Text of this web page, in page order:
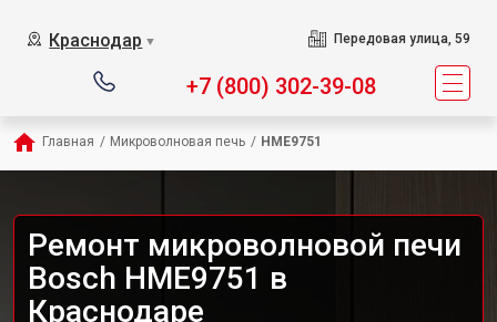
Краснодар ▼ Передовая улица, 59
+7 (800) 302-39-08
Главная / Микроволновая печь / HME9751
Ремонт микроволновой печи
Bosch HME9751 в
Краснодаре